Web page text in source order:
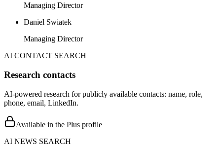
Managing Director
Daniel Swiatek
Managing Director
AI CONTACT SEARCH
Research contacts
AI-powered research for publicly available contacts: name, role,
phone, email, LinkedIn.
Available in the Plus profile
AI NEWS SEARCH